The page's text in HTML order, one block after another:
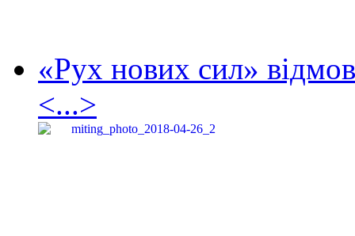
«Рух нових сил»
<...>